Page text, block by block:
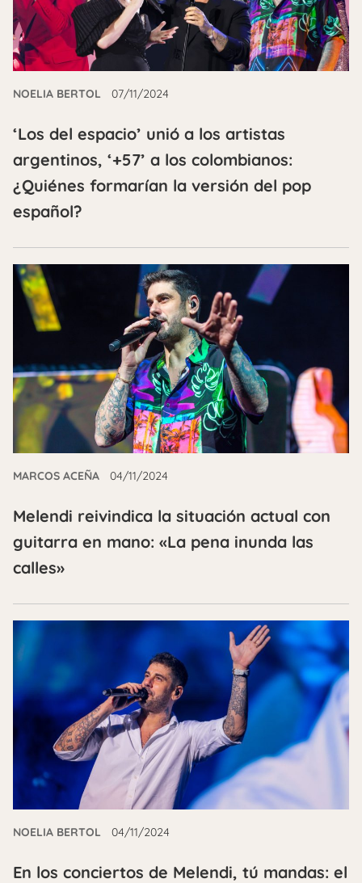
NOELIA BERTOL 07/11/2024
‘Los del espacio’ unió a los artistas
argentinos, ‘+57’ a los colombianos:
¿Quiénes formarían la versión del pop
español?
MARCOS ACEÑA 04/11/2024
Melendi reivindica la situación actual con
guitarra en mano: «La pena inunda las
calles»
NOELIA BERTOL 04/11/2024
En los conciertos de Melendi, tú mandas: el